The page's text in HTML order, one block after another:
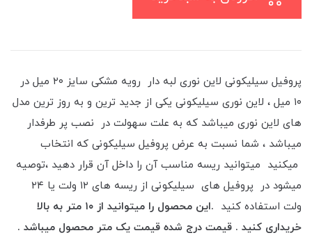
پروفیل سیلیکونی لاین نوری لبه دار رویه مشکی سایز ۲۰ میل در
۱۰ میل ، لاین نوری سیلیکونی یکی از جدید ترین و به روز ترین مدل
های لاین نوری میباشد که به علت سهولت در نصب پر طرفدار
میباشد ، شما نسبت به عرض پروفیل سیلیکونی که انتخاب
میکنید میتوانید ریسه مناسب آن را داخل آن قرار دهید ،توصیه
میشود در پروفیل های سیلیکونی از ریسه های ۱۲ ولت یا ۲۴
ولت استفاده کنید
.این محصول را میتوانید از ١٠ متر به بالا
خریداری کنید . قیمت درج شده قیمت یک متر محصول میباشد .